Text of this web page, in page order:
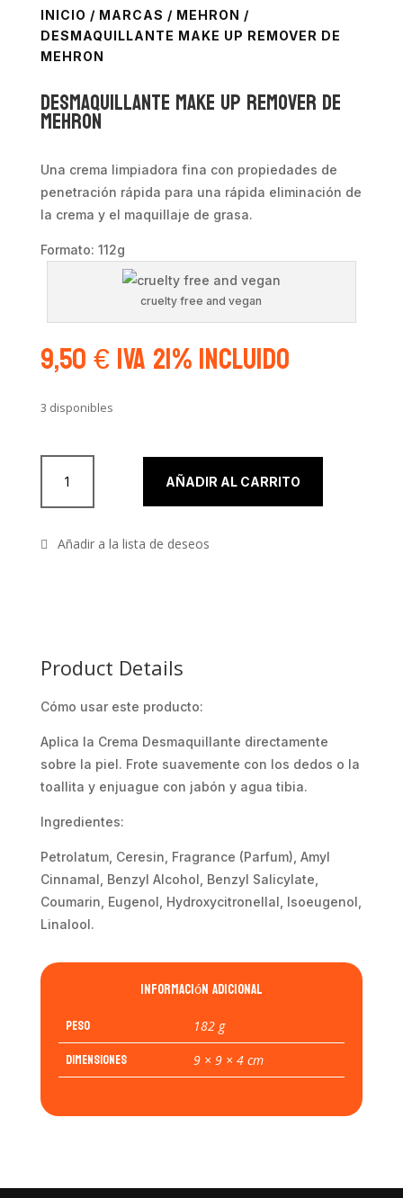
INICIO / MARCAS / MEHRON /
DESMAQUILLANTE MAKE UP REMOVER DE
MEHRON
Desmaquillante Make Up Remover de
Mehron
Una crema limpiadora fina con propiedades de
penetración rápida para una rápida eliminación de
la crema y el maquillaje de grasa.
Formato: 112g
cruelty free and vegan
9,50€IVA 21% Incluido
3 disponibles
Desmaquillante Make Up Remover de Mehron cantidad
AÑADIR AL CARRITO
Product Details
Cómo usar este producto:
Aplica la Crema Desmaquillante directamente
sobre la piel. Frote suavemente con los dedos o la
toallita y enjuague con jabón y agua tibia.
Ingredientes:
Petrolatum, Ceresin, Fragrance (Parfum), Amyl
Cinnamal, Benzyl Alcohol, Benzyl Salicylate,
Coumarin, Eugenol, Hydroxycitronellal, Isoeugenol,
Linalool.
Información adicional
Peso 182 g
Dimensiones 9 × 9 × 4 cm